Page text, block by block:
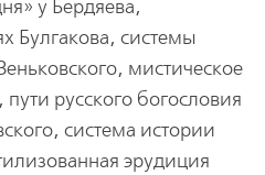
у Бердяева,
Булгакова, системы
мистическое
русского богословия
система истории
эрудиция